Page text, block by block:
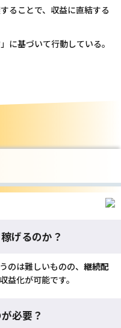
ることで、収益に直結する
に基づいて行動している。
げるのか？
のは難しいものの、 継続配
益化が可能です。
必要？